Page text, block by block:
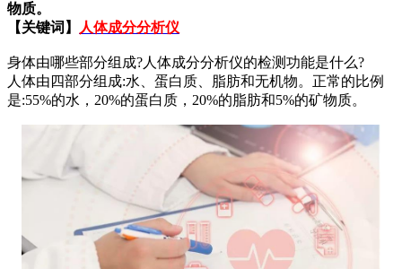
物质。
【关键词】
人体成分分析仪
身体由哪些部分组成?人体成分分析仪的检测功能是什么?
人体由四部分组成:水、蛋白质、脂肪和无机物。正常的比例
是:55%的水，20%的蛋白质，20%的脂肪和5%的矿物质。